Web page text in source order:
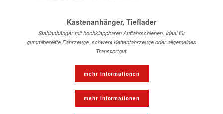
Kastenanhänger, Tieflader
Stahlanhänger mit hochklappbaren Auffahrschienen. Ideal für
gummibereifte Fahrzeuge, schwere Kettenfahrzeuge oder allgemeines
Transportgut.
mehr Informationen
mehr Informationen